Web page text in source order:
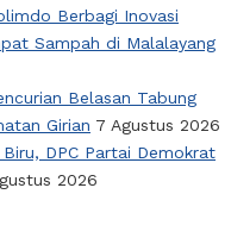
Berbagi Inovasi
Sampah di Malalayang
Belasan Tabung
Girian 7 Agustus 2026
DPC Partai Demokrat
2026